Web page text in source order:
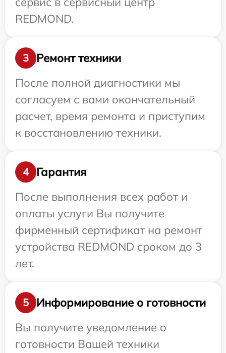
REDMOND.
3
Ремонт техники
После полной диагностики мы
согласуем с вами окончательный
расчет, время ремонта и приступим
к восстановлению техники.
4
Гарантия
После выполнения всех работ и
оплаты услуги Вы получите
фирменный сертификат на ремонт
устройства REDMOND сроком до 3
лет.
5
Информирование о готовности
Вы получите уведомление о
готовности Вашей техники